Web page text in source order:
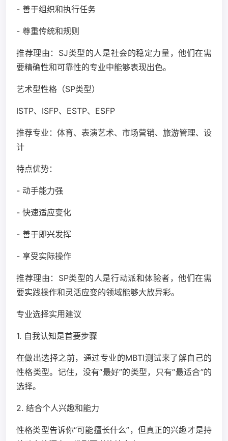
- 善于组织和执行任务
- 尊重传统和规则
推荐理由：SJ类型的人是社会的稳定力量，他们在需
要精确性和可靠性的专业中能够表现出色。
艺术型性格（SP类型）
ISTP、ISFP、ESTP、ESFP
推荐专业：体育、表演艺术、市场营销、旅游管理、设
计
特点优势：
- 动手能力强
- 快速适应变化
- 善于即兴发挥
- 享受实际操作
推荐理由：SP类型的人是行动派和体验者，他们在需
要实践操作和灵活应变的领域能够大放异彩。
专业选择实用建议
1. 自我认知是首要步骤
在做出选择之前，通过专业的MBTI测试来了解自己的
性格类型。记住，没有“最好”的类型，只有“最适合”的
选择。
2. 结合个人兴趣和能力
性格类型告诉你“可能擅长什么”，但真正的兴趣才是持